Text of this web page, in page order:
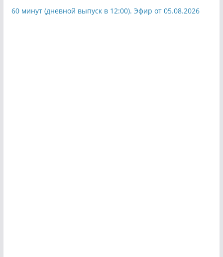
60 минут (дневной выпуск в 12:00). Эфир от 05.08.2026